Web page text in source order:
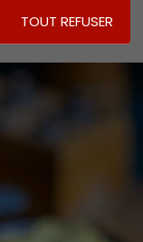
TOUT REFUSER